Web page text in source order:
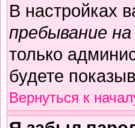
В настройках
пребывание
только
будете
Вернуться к